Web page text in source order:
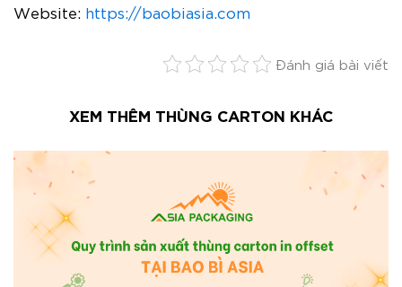
Website: https://baobiasia.com
Đánh giá bài viết
XEM THÊM THÙNG CARTON KHÁC